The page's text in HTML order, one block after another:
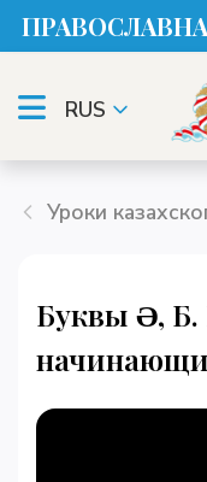
RUS
Уроки
Буквы Ә, Б.